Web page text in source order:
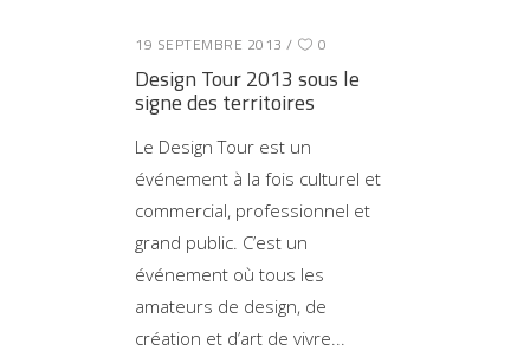
19 SEPTEMBRE 2013 0
Design Tour 2013 sous le
signe des territoires
Le Design Tour est un
événement à la fois culturel et
commercial, professionnel et
grand public. C’est un
événement où tous les
amateurs de design, de
création et d’art de vivre